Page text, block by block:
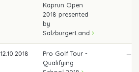
Kaprun Open
2018 presented
by
SalzburgerLand
12.10.2018
Pro Golf Tour -
Qualifying
—